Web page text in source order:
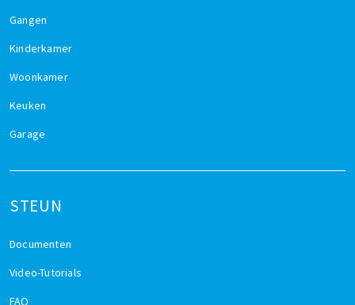
Gangen
Kinderkamer
Woonkamer
Keuken
Garage
STEUN
Documenten
Video-Tutorials
FAQ